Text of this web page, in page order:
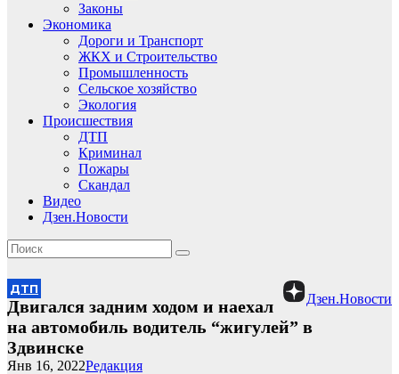
Законы
Экономика
Дороги и Транспорт
ЖКХ и Строительство
Промышленность
Сельское хозяйство
Экология
Происшествия
ДТП
Криминал
Пожары
Скандал
Видео
Дзен.Новости
Дзен.Новости
ДТП
Двигался задним ходом и наехал
на автомобиль водитель “жигулей” в
Здвинске
Редакция
Янв 16, 2022